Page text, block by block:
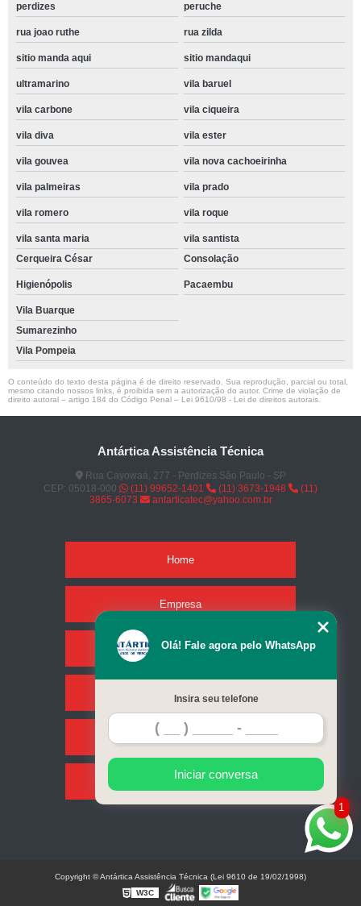
perdizes peruche
rua joao ruthe rua zilda
sitio manda aqui sitio mandaqui
ultramarino vila baruel
vila carbone vila ciqueira
vila diva vila ester
vila gouvea vila nova cachoeirinha
vila palmeiras vila prado
vila romero vila roque
vila santa maria
vila santista
Cerqueira César
Consolação
Higienópolis Pacaembu
Vila Buarque
Sumarezinho
Vila Pompeia
O conteúdo do texto desta página é de direito reservado. Sua reprodução, parcial ou total,
mesmo citando nossos links, é proibida sem a autorização do autor. Crime de violação de
direito autoral – artigo 184 do Código Penal – Lei 9610/98 - Lei de direitos autorais
Antártica Assistência Técnica
Rua Cayowaá, 277 - Perdizes São Paulo - SP
CEP: 05018-000
(11) 99652-1401 (11) 3673-1948
(11)
3865-6073
antarticatec@yahoo.com.br
Home
Empresa
Missão
Serviços
Contato
Mapa do site
1
Olá! Fale agora pelo WhatsApp
Insira seu telefone
Iniciar conversa
Copyright © Antártica Assistência Técnica (Lei 9610 de 19/02/1998)
W3C